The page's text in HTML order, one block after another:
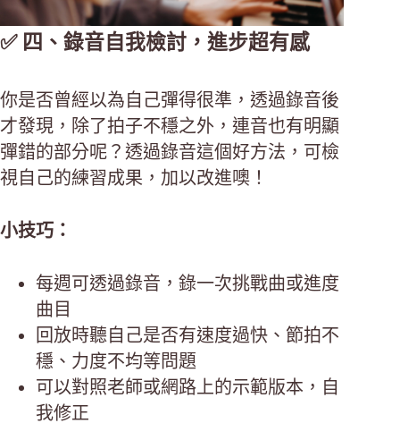
✅ 四、錄音自我檢討，進步超有感
你是否曾經以為自己彈得很準，透過錄音後
才發現，除了拍子不穩之外，連音也有明顯
彈錯的部分呢？透過錄音這個好方法，可檢
視自己的練習成果，加以改進噢！
小技巧：
每週可透過錄音，錄一次挑戰曲或進度
曲目
回放時聽自己是否有速度過快、節拍不
穩、力度不均等問題
可以對照老師或網路上的示範版本，自
我修正